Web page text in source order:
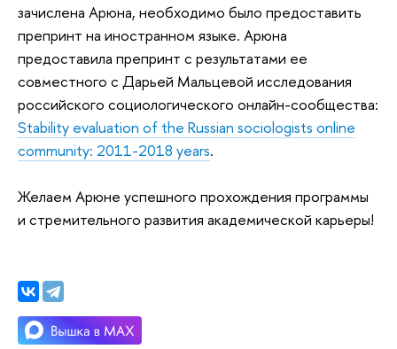
зачислена Арюна, необходимо было предоставить
препринт на иностранном языке. Арюна
предоставила препринт с результатами ее
совместного с Дарьей Мальцевой исследования
российского социологического онлайн-сообщества:
Stability evaluation of the Russian sociologists online
community: 2011-2018 years.
Желаем Арюне успешного прохождения программы
и стремительного развития академической карьеры!